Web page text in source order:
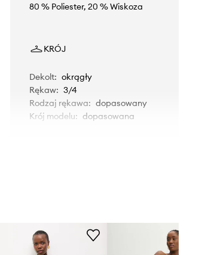
80 % Poliester, 20 % Wiskoza
KRÓJ
Dekolt: okrągły
Rękaw: 3/4
Rodzaj rękawa: dopasowany
Krój modelu: dopasowana